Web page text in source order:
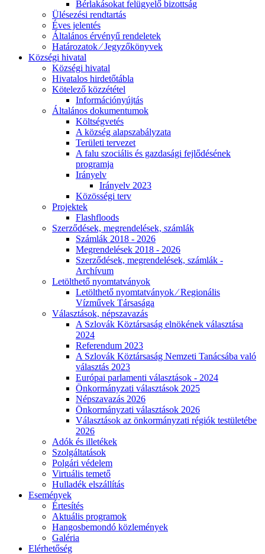
Bérlakásokat felügyelő bizottság
Ülésezési rendtartás
Éves jelentés
Általános érvényű rendeletek
Határozatok ⁄ Jegyzőkönyvek
Községi hivatal
Községi hivatal
Hivatalos hirdetőtábla
Kötelező közzététel
Információnyújtás
Általános dokumentumok
Költségvetés
A község alapszabályzata
Területi tervezet
A falu szociális és gazdasági fejlődésének
programja
Irányelv
Irányelv 2023
Közösségi terv
Projektek
Flashfloods
Szerződések, megrendelések, számlák
Számlák 2018 - 2026
Megrendelések 2018 - 2026
Szerződések, megrendelések, számlák -
Archívum
Letölthető nyomtatványok
Letölthető nyomtatványok ⁄ Regionális
Vízművek Társasága
Választások, népszavazás
A Szlovák Köztársaság elnökének választása
2024
Referendum 2023
A Szlovák Köztársaság Nemzeti Tanácsába való
választás 2023
Európai parlamenti választások - 2024
Önkormányzati választások 2025
Népszavazás 2026
Önkormányzati választások 2026
Választások az önkormányzati régiók testületébe
2026
Adók és illetékek
Szolgáltatások
Polgári védelem
Virtuális temető
Hulladék elszállítás
Események
Értesítés
Aktuális programok
Hangosbemondó közlemények
Galéria
Elérhetőség